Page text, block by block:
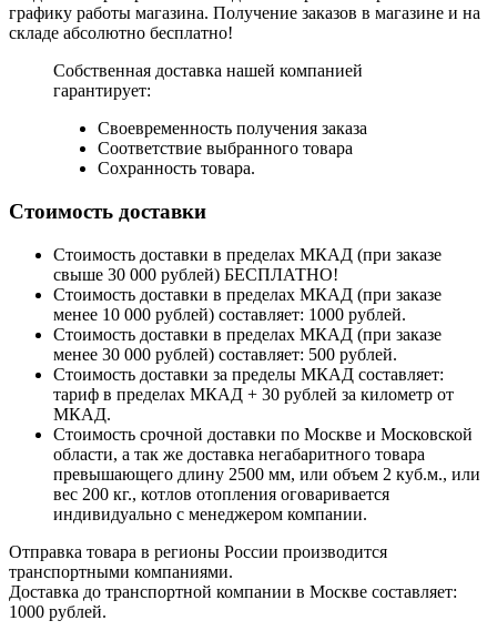
графику работы магазина. Получение заказов в магазине и на
складе абсолютно бесплатно!
Собственная доставка нашей компанией
гарантирует:
Своевременность получения заказа
Соответствие выбранного товара
Сохранность товара.
Стоимость доставки
Стоимость доставки в пределах МКАД (при заказе
свыше 30 000 рублей) БЕСПЛАТНО!
Стоимость доставки в пределах МКАД (при заказе
менее 10 000 рублей) составляет: 1000 рублей.
Стоимость доставки в пределах МКАД (при заказе
менее 30 000 рублей) составляет: 500 рублей.
Стоимость доставки за пределы МКАД составляет:
тариф в пределах МКАД + 30 рублей за километр от
МКАД.
Стоимость срочной доставки по Москве и Московской
области, а так же доставка негабаритного товара
превышающего длину 2500 мм, или объем 2 куб.м., или
вес 200 кг., котлов отопления оговаривается
индивидуально с менеджером компании.
Отправка товара в регионы России производится
транспортными компаниями.
Доставка до транспортной компании в Москве составляет:
1000 рублей.